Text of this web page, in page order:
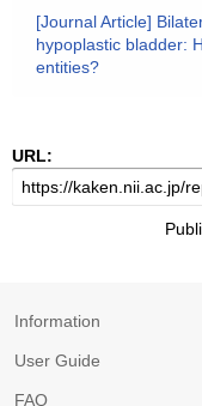
[Journal Article]
hypoplastic bladder:
entities?
URL:
Information
User Guide
FAQ